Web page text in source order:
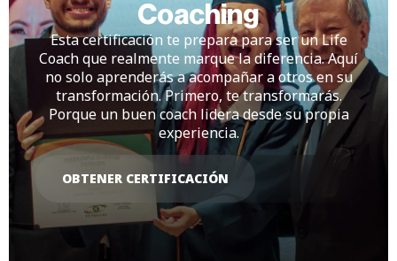
Coaching
Esta certificación te prepara para ser un Life
Coach que realmente marque la diferencia. Aquí
no solo aprenderás a acompañar a otros en su
transformación. Primero, te transformarás.
Porque un buen coach lidera desde su propia
experiencia.
OBTENER CERTIFICACIÓN